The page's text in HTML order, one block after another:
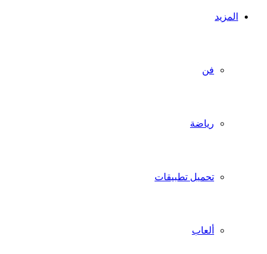
المزيد
فن
رياضة
تحميل تطبيقات
ألعاب